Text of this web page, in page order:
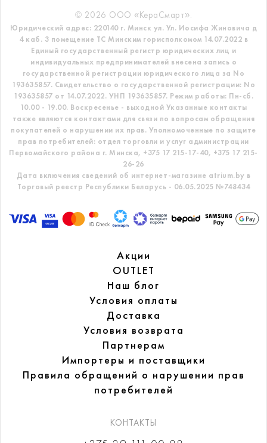
© 2026 ООО «КераСмарт».
Юридический адрес: 220140 г. Минск ул. Ул. Иосифа Жиновича д
4 каб. 3 помещение ТС Минским горисполкомом 14.07.2022 в
Единый государственный регистр юридических лиц и
индивидуальных предпринимателей внесена запись о
государственной регистрации юридического лица за No
193635857. Свидетельство о государственной регистрации: No
193635857 от 14.07.2022. УНП 193635857. Режим работы: Пн-сб.
10.00 - 19.00. Воскресенье - выходной Указанные контакты
также являются контактами для связи по вопросам обращения
покупателей о нарушении их прав. Уполномоченные по защите
прав потребителей: отдел торговли и услуг администрации
Первомайского района г. Минска, +375 17 215-17-40, +375 17 215-
26-26
Дата включения сведений об интернет-магазине atrium.by в
Торговый реестр Республики Беларусь - 06.05.2025 №748434
Акции
OUTLET
Наш блог
Условия оплаты
Доставка
Условия возврата
Партнерам
Импортеры и поставщики
Правила обращений о нарушении прав
потребителей
КОНТАКТЫ